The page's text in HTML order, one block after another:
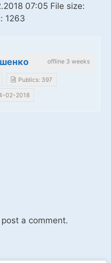
07:05 File size:
1263
offline 3 weeks
Publics: 397
02-2018
a comment.